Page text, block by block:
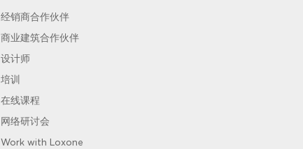
经销商合作伙伴
商业建筑合作伙伴
设计师
培训
在线课程
网络研讨会
Work with Loxone